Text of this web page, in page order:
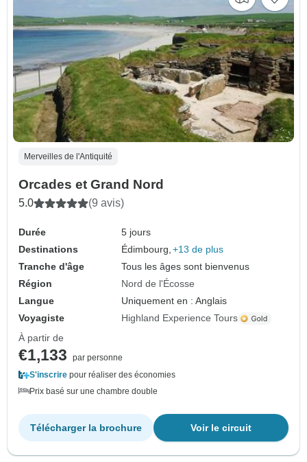
Merveilles de l'Antiquité
Orcades et Grand Nord
5.0 (9 avis)
Durée
5 jours
Destinations
Édimbourg, +13 de plus
Tranche d'âge
Tous les âges sont bienvenus
Région
Nord de l'Écosse
Langue
Uniquement en : Anglais
Voyagiste
Highland Experience Tours
À partir de
€1,133
par personne
S'inscrire pour réaliser des économies
Prix basé sur une chambre double
Voir le circuit
Télécharger la brochure